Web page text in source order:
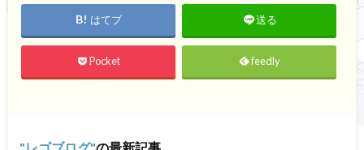
はてブ 送る
Pocket feedly